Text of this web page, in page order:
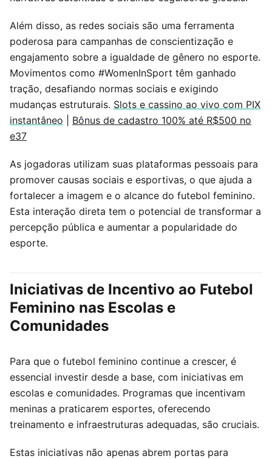
Além disso, as redes sociais são uma ferramenta
poderosa para campanhas de conscientização e
engajamento sobre a igualdade de gênero no esporte.
Movimentos como #WomenInSport têm ganhado
tração, desafiando normas sociais e exigindo
mudanças estruturais. Slots e cassino ao vivo com PIX
instantâneo
Bônus de cadastro 100% até R$500 no
e37
As jogadoras utilizam suas plataformas pessoais para
promover causas sociais e esportivas, o que ajuda a
fortalecer a imagem e o alcance do futebol feminino.
Esta interação direta tem o potencial de transformar a
percepção pública e aumentar a popularidade do
esporte.
Iniciativas de Incentivo ao Futebol
Feminino nas Escolas e
Comunidades
Para que o futebol feminino continue a crescer, é
essencial investir desde a base, com iniciativas em
escolas e comunidades. Programas que incentivam
meninas a praticarem esportes, oferecendo
treinamento e infraestruturas adequadas, são cruciais.
Estas iniciativas não apenas abrem portas para